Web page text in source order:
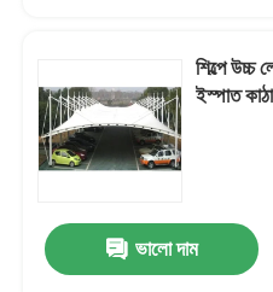
আমাদের সম্পর্কে
মান নিয়ন্ত্রণ
শিল্পে উচ্চ
ইস্পাত
ভালো দাম